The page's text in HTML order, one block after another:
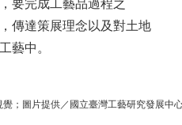
要完成工藝品過程之
傳達策展理念以及對土地
藝中。
；圖片提供／國立臺灣工藝研究發展中